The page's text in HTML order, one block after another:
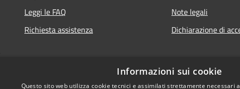
Leggi le FAQ
Richiesta assistenza
Note legali
Dichiarazione di
Informazioni sui cookie
Questo sito web utilizza cookie tecnici e assimilati strettamente necessari